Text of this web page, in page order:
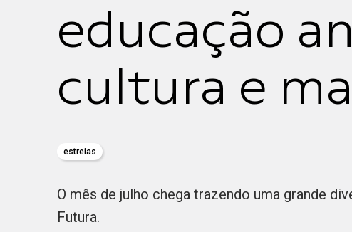
educação
cultura e
estreias
O mês de julho chega trazendo uma grande
Futura.